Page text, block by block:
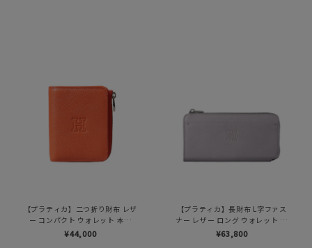
【プラティカ】二つ折り財布 レザ
ー コンパクト ウォレット 本革
（商品番号：P25-50805）
¥44,000
【プラティカ】長財布 L字ファス
ナー レザー ロング ウォレット 本
革（商品番号：P25-50502）
¥63,800